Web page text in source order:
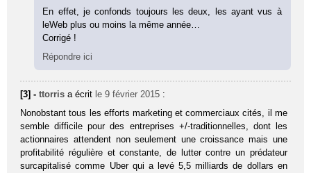
En effet, je confonds toujours les deux, les ayant vus à
leWeb plus ou moins la même année…
Corrigé !
Répondre ici
[3] -ttorris a écrit le 9 février 2015 :
Nonobstant tous les efforts marketing et commerciaux cités, il me
semble difficile pour des entreprises +/-traditionnelles, dont les
actionnaires attendent non seulement une croissance mais une
profitabilité régulière et constante, de lutter contre un prédateur
surcapitalisé comme Uber qui a levé 5,5 milliards de dollars en